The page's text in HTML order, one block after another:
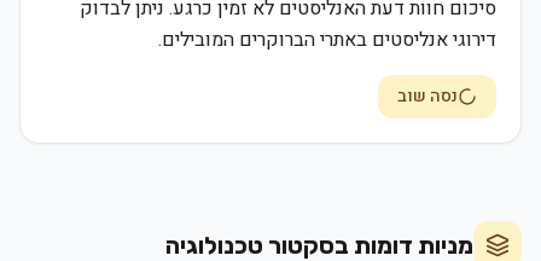
סיכום חוות דעת האנליסטים לא זמין כרגע. ניתן לבדוק
דירוגי אנליסטים באתרי הברוקרים המובילים.
נסה שוב
מניות דומות בסקטור טכנולוגיה